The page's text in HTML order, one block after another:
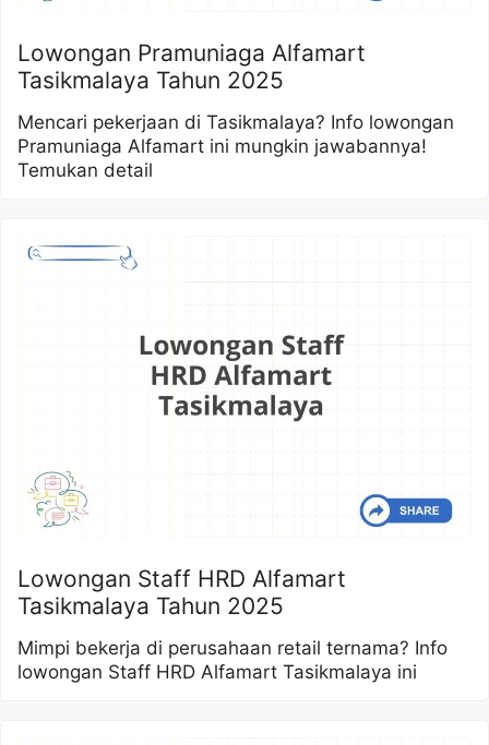
Lowongan Pramuniaga Alfamart
Tasikmalaya Tahun 2025
Mencari pekerjaan di Tasikmalaya? Info lowongan
Pramuniaga Alfamart ini mungkin jawabannya!
Temukan detail
Lowongan Staff HRD Alfamart
Tasikmalaya Tahun 2025
Mimpi bekerja di perusahaan retail ternama? Info
lowongan Staff HRD Alfamart Tasikmalaya ini